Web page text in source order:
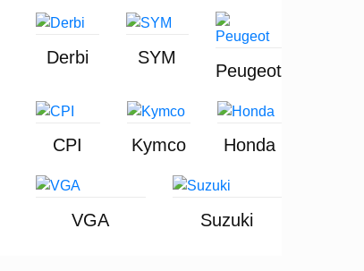
Derbi SYM
Peugeot
CPI Kymco Honda
VGA Suzuki